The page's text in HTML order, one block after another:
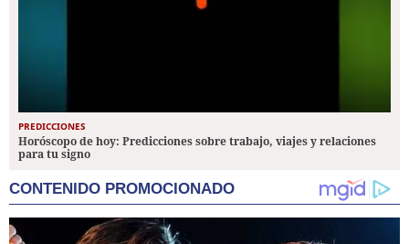
PREDICCIONES
Horóscopo de hoy: Predicciones sobre trabajo, viajes y relaciones
para tu signo
CONTENIDO PROMOCIONADO